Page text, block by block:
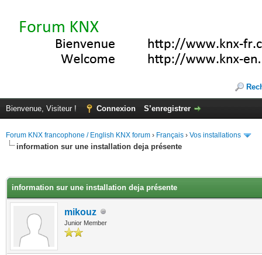
Bienvenue, Visiteur ! Connexion S’enregistrer
Forum KNX francophone / English KNX forum › Français › Vos installations
information sur une installation deja présente
information sur une installation deja présente
mikouz
Junior Member